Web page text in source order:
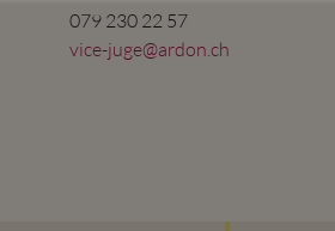
079 230 22 57
vice-juge@ardon.ch